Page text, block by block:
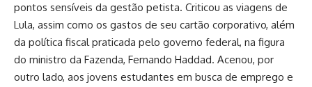
pontos sensíveis da gestão petista. Criticou as viagens de
Lula, assim como os gastos de seu cartão corporativo, além
da política fiscal praticada pelo governo federal, na figura
do ministro da Fazenda, Fernando Haddad. Acenou, por
outro lado, aos jovens estudantes em busca de emprego e